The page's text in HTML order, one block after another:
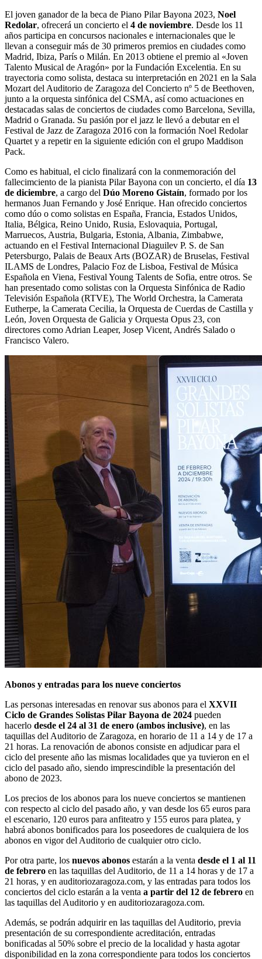
El joven ganador de la beca de Piano Pilar Bayona 2023, Noel
Redolar, ofrecerá un concierto el 4 de noviembre. Desde los 11
años participa en concursos nacionales e internacionales que le
llevan a conseguir más de 30 primeros premios en ciudades como
Madrid, Ibiza, París o Milán. En 2013 obtiene el premio al «Joven
Talento Musical de Aragón» por la Fundación Excelentia. En su
trayectoria como solista, destaca su interpretación en 2021 en la Sala
Mozart del Auditorio de Zaragoza del Concierto nº 5 de Beethoven,
junto a la orquesta sinfónica del CSMA, así como actuaciones en
destacadas salas de conciertos de ciudades como Barcelona, Sevilla,
Madrid o Granada. Su pasión por el jazz le llevó a debutar en el
Festival de Jazz de Zaragoza 2016 con la formación Noel Redolar
Quartet y a repetir en la siguiente edición con el grupo Maddison
Pack.
Como es habitual, el ciclo finalizará con la conmemoración del
fallecimciento de la pianista Pilar Bayona con un concierto, el día 13
de diciembre, a cargo del Dúo Moreno Gistaín, formado por los
hermanos Juan Fernando y José Enrique. Han ofrecido conciertos
como dúo o como solistas en España, Francia, Estados Unidos,
Italia, Bélgica, Reino Unido, Rusia, Eslovaquia, Portugal,
Marruecos, Austria, Bulgaria, Estonia, Albania, Zimbabwe,
actuando en el Festival Internacional Diaguilev P. S. de San
Petersburgo, Palais de Beaux Arts (BOZAR) de Bruselas, Festival
ILAMS de Londres, Palacio Foz de Lisboa, Festival de Música
Española en Viena, Festival Young Talents de Sofia, entre otros. Se
han presentado como solistas con la Orquesta Sinfónica de Radio
Televisión Española (RTVE), The World Orchestra, la Camerata
Eutherpe, la Camerata Cecilia, la Orquesta de Cuerdas de Castilla y
León, Joven Orquesta de Galicia y Orquesta Opus 23, con
directores como Adrian Leaper, Josep Vicent, Andrés Salado o
Francisco Valero.
Abonos y entradas para los nueve conciertos
Las personas interesadas en renovar sus abonos para el XXVII
Ciclo de Grandes Solistas Pilar Bayona de 2024 pueden
hacerlo desde el 24 al 31 de enero (ambos inclusive), en las
taquillas del Auditorio de Zaragoza, en horario de 11 a 14 y de 17 a
21 horas. La renovación de abonos consiste en adjudicar para el
ciclo del presente año las mismas localidades que ya tuvieron en el
ciclo del pasado año, siendo imprescindible la presentación del
abono de 2023.
Los precios de los abonos para los nueve conciertos se mantienen
con respecto al ciclo del pasado año, y van desde los 65 euros para
el escenario, 120 euros para anfiteatro y 155 euros para platea, y
habrá abonos bonificados para los poseedores de cualquiera de los
abonos en vigor del Auditorio de cualquier otro ciclo.
Por otra parte, los nuevos abonos estarán a la venta desde el 1 al 11
de febrero en las taquillas del Auditorio, de 11 a 14 horas y de 17 a
21 horas, y en auditoriozaragoza.com, y las entradas para todos los
conciertos del ciclo estarán a la venta a partir del 12 de febrero en
las taquillas del Auditorio y en auditoriozaragoza.com.
Además, se podrán adquirir en las taquillas del Auditorio, previa
presentación de su correspondiente acreditación, entradas
bonificadas al 50% sobre el precio de la localidad y hasta agotar
disponibilidad en la zona correspondiente para todos los conciertos